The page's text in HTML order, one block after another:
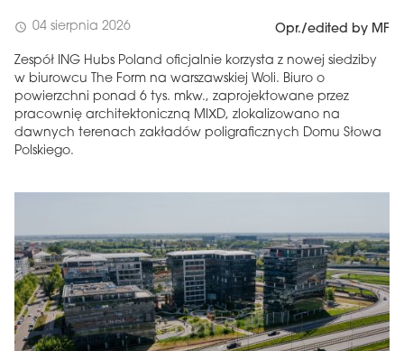
schedule 04 sierpnia 2026 Opr./edited by MF
Zespół ING Hubs Poland oficjalnie korzysta z nowej siedziby
w biurowcu The Form na warszawskiej Woli. Biuro o
powierzchni ponad 6 tys. mkw., zaprojektowane przez
pracownię architektoniczną MIXD, zlokalizowano na
dawnych terenach zakładów poligraficznych Domu Słowa
Polskiego.